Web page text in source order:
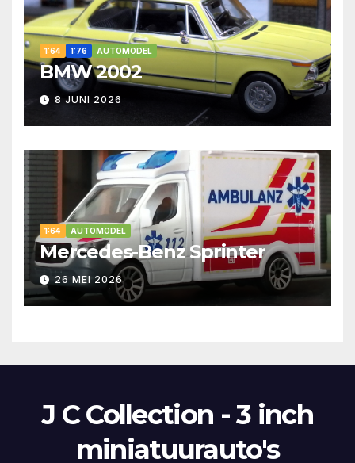
1:64 1:76 AUTOMODEL
BMW 2002
8 JUNI 2026
1:64 AUTOMODEL
Mercedes-Benz Sprinter
26 MEI 2026
J C Collection - 3 inch
miniatuurauto's